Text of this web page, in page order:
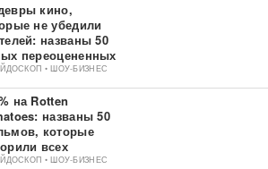
кино,
не убедили
названы 50
переоцененных
• ШОУ-БИЗНЕС
на Rotten
названы 50
которые
всех
• ШОУ-БИЗНЕС